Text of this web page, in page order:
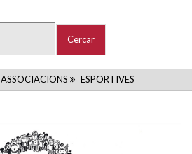
FIL
ASSOCIACIONS ESPORTIVES